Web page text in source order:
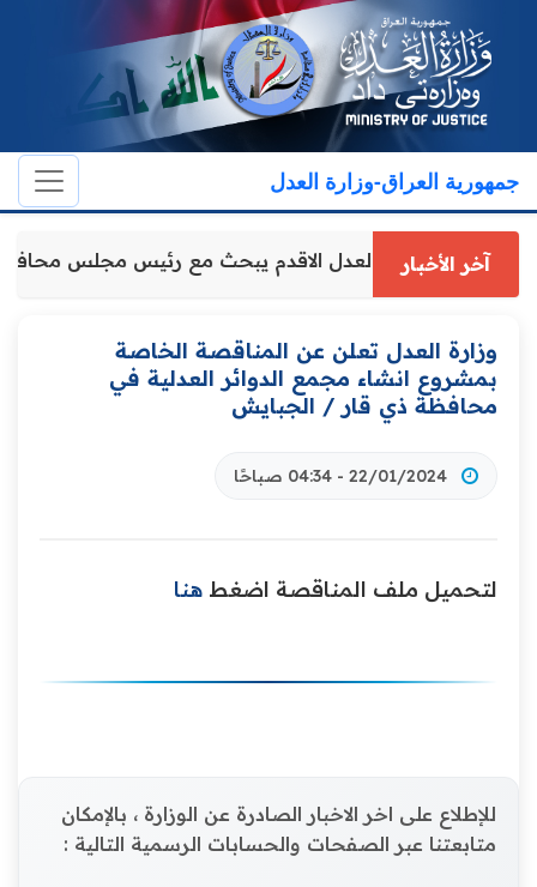
جمهورية العراق-وزارة العدل
آخر الأخبار
وكيل وزارة العدل الاقدم يبحث مع رئيس مجلس
وزارة العدل تعلن عن المناقصة الخاصة
بمشروع انشاء مجمع الدوائر العدلية في
محافظة ذي قار / الجبايش
22/01/2024 - 04:34 صباحًا
لتحميل ملف المناقصة اضغط هنا
للإطلاع على اخر الاخبار الصادرة عن الوزارة ، بالإمكان
متابعتنا عبر الصفحات والحسابات الرسمية التالية :